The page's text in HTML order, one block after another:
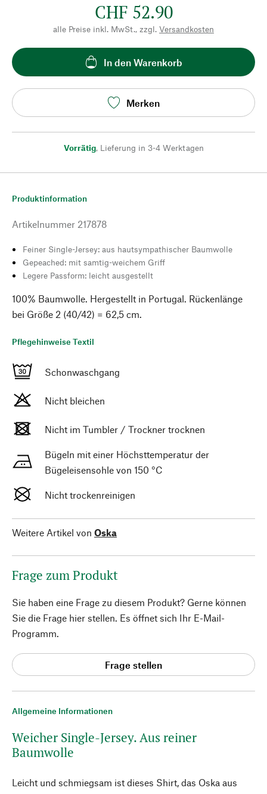
CHF 52.90
alle Preise inkl. MwSt., zzgl. Versandkosten
In den Warenkorb
Merken
Vorrätig, Lieferung in 3-4 Werktagen
Allgemeine Informationen
Weicher Single-Jersey. Aus reiner
Baumwolle
Leicht und schmiegsam ist dieses Shirt, das Oska aus
Produktinformation
Artikelnummer 217878
Feiner Single-Jersey: aus hautsympathischer Baumwolle
Gepeached: mit samtig-weichem Griff
Legere Passform: leicht ausgestellt
100% Baumwolle. Hergestellt in Portugal. Rückenlänge
bei Größe 2 (40/42) = 62,5 cm.
Pflegehinweise Textil
Schonwaschgang
Nicht bleichen
Nicht im Tumbler / Trockner trocknen
Bügeln mit einer Höchsttemperatur der
Bügeleisensohle von 150 °C
Nicht trockenreinigen
Weitere Artikel von Oska
Frage zum Produkt
Sie haben eine Frage zu diesem Produkt? Gerne können
Sie die Frage hier stellen. Es öffnet sich Ihr E-Mail-
Programm.
Frage stellen